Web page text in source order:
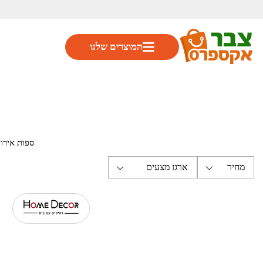
המוצרים שלנו
ספות
בין אם אתם
מעיצובים
לכם שילוב
מחיר ארגז מצעים